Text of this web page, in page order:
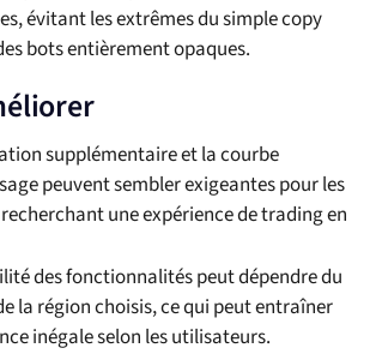
évitant les extrêmes du simple copy
bots entièrement opaques.
supplémentaire et la courbe
peuvent sembler exigeantes pour les
une expérience de trading en
des fonctionnalités peut dépendre du
la région choisis, ce qui peut entraîner
inégale selon les utilisateurs.